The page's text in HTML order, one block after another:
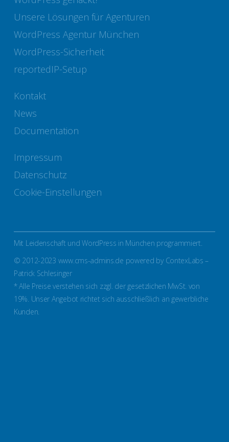
Unsere Lösungen für Agenturen
WordPress Agentur München
WordPress-Sicherheit
reportedIP-Setup
Kontakt
News
Documentation
Impressum
Datenschutz
Cookie-Einstellungen
Mit Leidenschaft und WordPress in München programmiert.
© 2012-2023 www.cms-admins.de powered by ContexLabs –
Patrick Schlesinger
* Alle Preise verstehen sich zzgl. der gesetzlichen MwSt. von
19%. Unser Angebot richtet sich ausschließlich an gewerbliche
Kunden.